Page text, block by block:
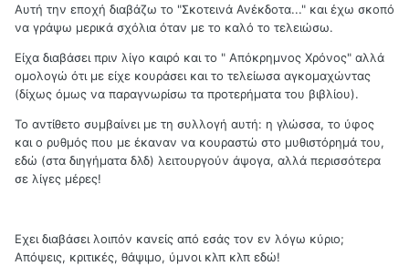
Αυτή την εποχή διαβάζω το "Σκοτεινά Ανέκδοτα..." και έχω σκοπό
να γράψω μερικά σχόλια όταν με το καλό το τελειώσω.
Είχα διαβάσει πριν λίγο καιρό και το " Απόκρημνος Χρόνος" αλλά
ομολογώ ότι με είχε κουράσει και το τελείωσα αγκομαχώντας
(δίχως όμως να παραγνωρίσω τα προτερήματα του βιβλίου).
Το αντίθετο συμβαίνει με τη συλλογή αυτή: η γλώσσα, το ύφος
και ο ρυθμός που με έκαναν να κουραστώ στο μυθιστόρημά του,
εδώ (στα διηγήματα δλδ) λειτουργούν άψογα, αλλά περισσότερα
σε λίγες μέρες!
Εχει διαβάσει λοιπόν κανείς από εσάς τον εν λόγω κύριο;
Απόψεις, κριτικές, θάψιμο, ύμνοι κλπ κλπ εδώ!